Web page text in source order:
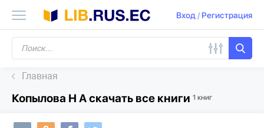
Вход/ Регистрация
Главная
Копылова Н А скачать все книги 1 книг